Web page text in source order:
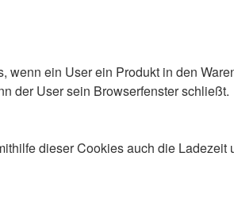
ein User ein Produkt in den
der User sein Browserfenster schließt.
dieser Cookies auch die Ladezeit